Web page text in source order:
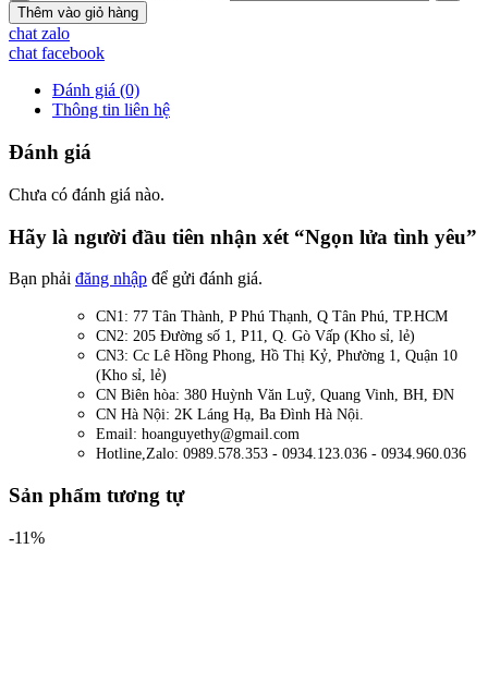
Thêm vào giỏ hàng
chat zalo
chat facebook
Đánh giá (0)
Thông tin liên hệ
Đánh giá
Chưa có đánh giá nào.
Hãy là người đầu tiên nhận xét “Ngọn lửa tình yêu”
Bạn phải đăng nhập để gửi đánh giá.
CN1: 77 Tân Thành, P Phú Thạnh, Q Tân Phú, TP.HCM
CN2: 205 Đường số 1, P11, Q. Gò Vấp (Kho sỉ, lẻ)
CN3: Cc Lê Hồng Phong, Hồ Thị Kỷ, Phường 1, Quận 10
(Kho sỉ, lẻ)
CN Biên hòa: 380 Huỳnh Văn Luỹ, Quang Vinh, BH, ĐN
CN Hà Nội: 2K Láng Hạ, Ba Đình Hà Nội.
Email: hoanguyethy@gmail.com
Hotline,Zalo: 0989.578.353 - 0934.123.036 - 0934.960.036
Sản phẩm tương tự
-11%